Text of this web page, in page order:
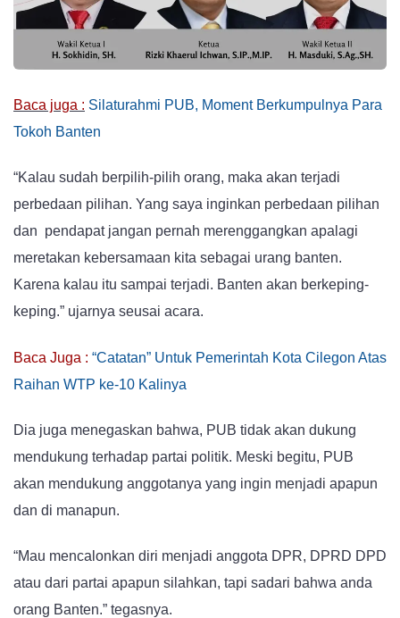
Baca juga : Silaturahmi PUB, Moment Berkumpulnya Para
Tokoh Banten
“Kalau sudah berpilih-pilih orang, maka akan terjadi
perbedaan pilihan. Yang saya inginkan perbedaan pilihan
dan pendapat jangan pernah merenggangkan apalagi
meretakan kebersamaan kita sebagai urang banten.
Karena kalau itu sampai terjadi. Banten akan berkeping-
keping.” ujarnya seusai acara.
Baca Juga : “Catatan” Untuk Pemerintah Kota Cilegon Atas
Raihan WTP ke-10 Kalinya
Dia juga menegaskan bahwa, PUB tidak akan dukung
mendukung terhadap partai politik. Meski begitu, PUB
akan mendukung anggotanya yang ingin menjadi apapun
dan di manapun.
“Mau mencalonkan diri menjadi anggota DPR, DPRD DPD
atau dari partai apapun silahkan, tapi sadari bahwa anda
orang Banten.” tegasnya.